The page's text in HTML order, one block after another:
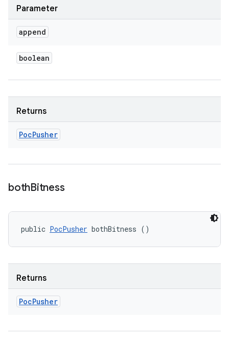
Parameter
append
boolean
Returns
PocPusher
bothBitness
public PocPusher bothBitness ()
Returns
PocPusher